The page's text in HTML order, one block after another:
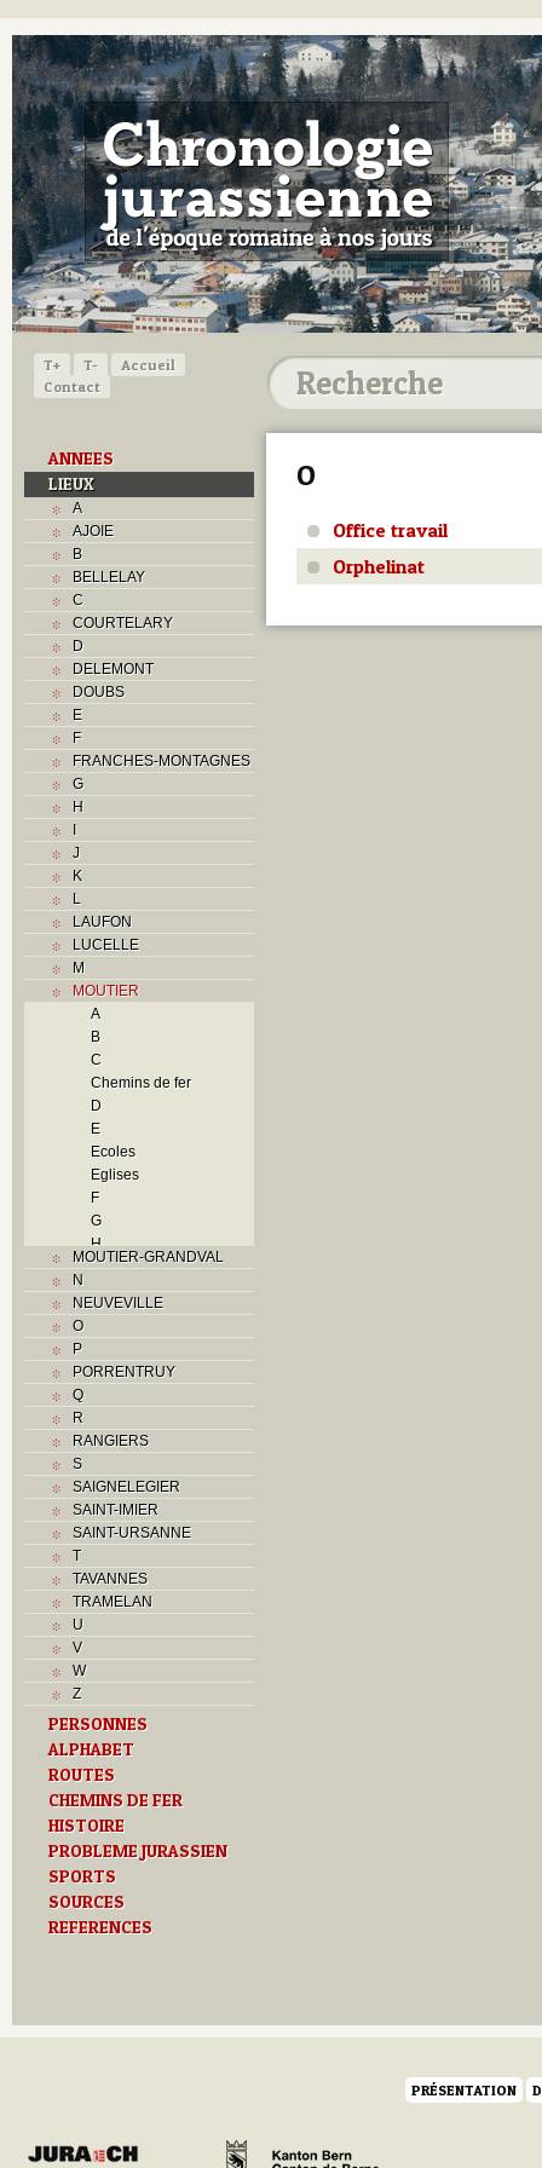
T+ T-
Accueil
Contact
ANNEES
LIEUX
A
AJOIE
B
BELLELAY
C
COURTELARY
D
DELEMONT
DOUBS
E
F
FRANCHES-MONTAGNES
G
H
I
J
K
L
LAUFON
LUCELLE
M
MOUTIER
A
B
C
Chemins de fer
D
E
Ecoles
Eglises
F
G
H
Histoire
Industrie
M
O
Paroisses
Problème jurassien
Q
S
Sociétés locales
Z
MOUTIER-GRANDVAL
N
NEUVEVILLE
O
P
PORRENTRUY
Q
R
RANGIERS
S
SAIGNELEGIER
SAINT-IMIER
SAINT-URSANNE
T
TAVANNES
TRAMELAN
U
V
W
Z
PERSONNES
ALPHABET
ROUTES
CHEMINS DE FER
HISTOIRE
PROBLEME JURASSIEN
SPORTS
SOURCES
REFERENCES
O
Office travail
Orphelinat
PRÉSENTATION